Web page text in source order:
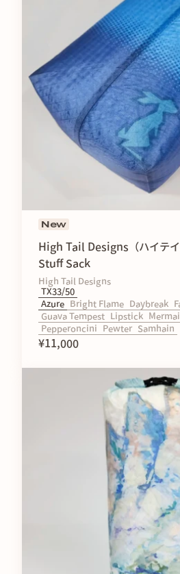
New
High Tail Designs（ハイテイ
Stuff Sack
High Tail Designs
TX33/50
Azure
Bright Flame Daybreak
Guava Tempest
Lipstick
Pepperoncini
Pewter Samhain
¥11,000